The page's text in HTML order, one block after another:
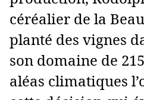
céréalier de la
planté des vignes
son domaine de
aléas climatiques